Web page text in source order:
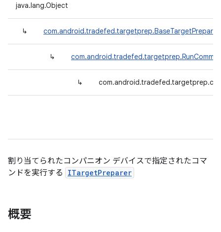
java.lang.Object
↳ com.android.tradefed.targetprep.BaseTargetPreparer
↳
↳
割り当てられたコンパニオン デバイスで指定されたコマ
ンドを実行する
ITargetPreparer
概要